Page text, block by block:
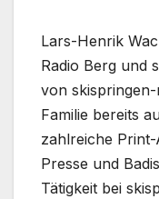
Lars-Henrik
Radio Berg und
von
Familie bereits
zahlreiche
Presse und
Tätigkeit bei